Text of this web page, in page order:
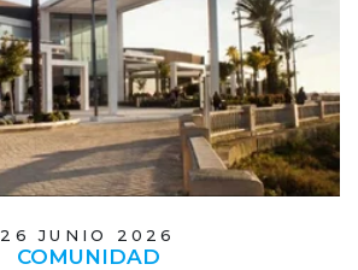
26 JUNIO 2026
COMUNIDAD